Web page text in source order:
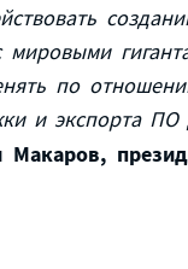
мировыми
по
и экспорта ПО
Макаров,